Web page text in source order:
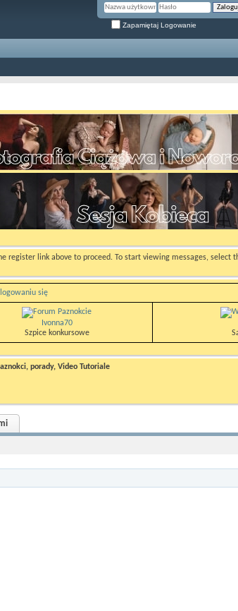
Zapamiętaj Logowanie
register link above to proceed. To start viewing messages,
się
Ivonna70
Szpice konkursowe
porady, Video Tutoriale